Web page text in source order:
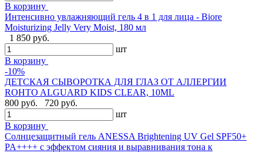
В корзину
Интенсивно увлажняющий гель 4 в 1 для лица - Biore
Moisturizing Jelly Very Moist, 180 мл
1 850 руб.
шт
В корзину
-10%
ДЕТСКАЯ СЫВОРОТКА ДЛЯ ГЛАЗ ОТ АЛЛЕРГИИ
ROHTO ALGUARD KIDS CLEAR, 10ML
800 руб.
720 руб.
шт
В корзину
Солнцезащитный гель ANESSA Brightening UV Gel SPF50+
PA++++ с эффектом сияния и выравнивания тона к